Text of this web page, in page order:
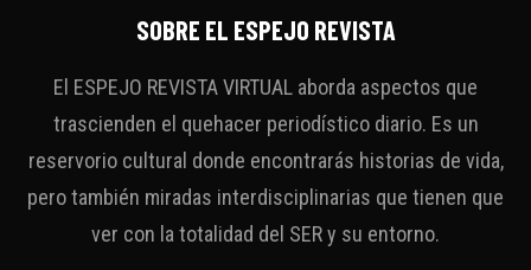
SOBRE EL ESPEJO REVISTA
El ESPEJO REVISTA VIRTUAL aborda aspectos que
trascienden el quehacer periodístico diario. Es un
reservorio cultural donde encontrarás historias de vida,
pero también miradas interdisciplinarias que tienen que
ver con la totalidad del SER y su entorno.